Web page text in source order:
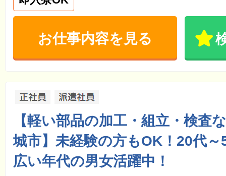
お仕事内容を見る
【軽い部品の加工・組立・検査
城市】未経験の方もOK！20代～
広い年代の男女活躍中！